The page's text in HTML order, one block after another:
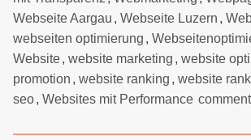
Webseite Aargau , Webseite Luzern ,
webseiten optimierung ,
Website, website marketing , website
promotion , website ranking , website
seo, Websites mit Performance comment